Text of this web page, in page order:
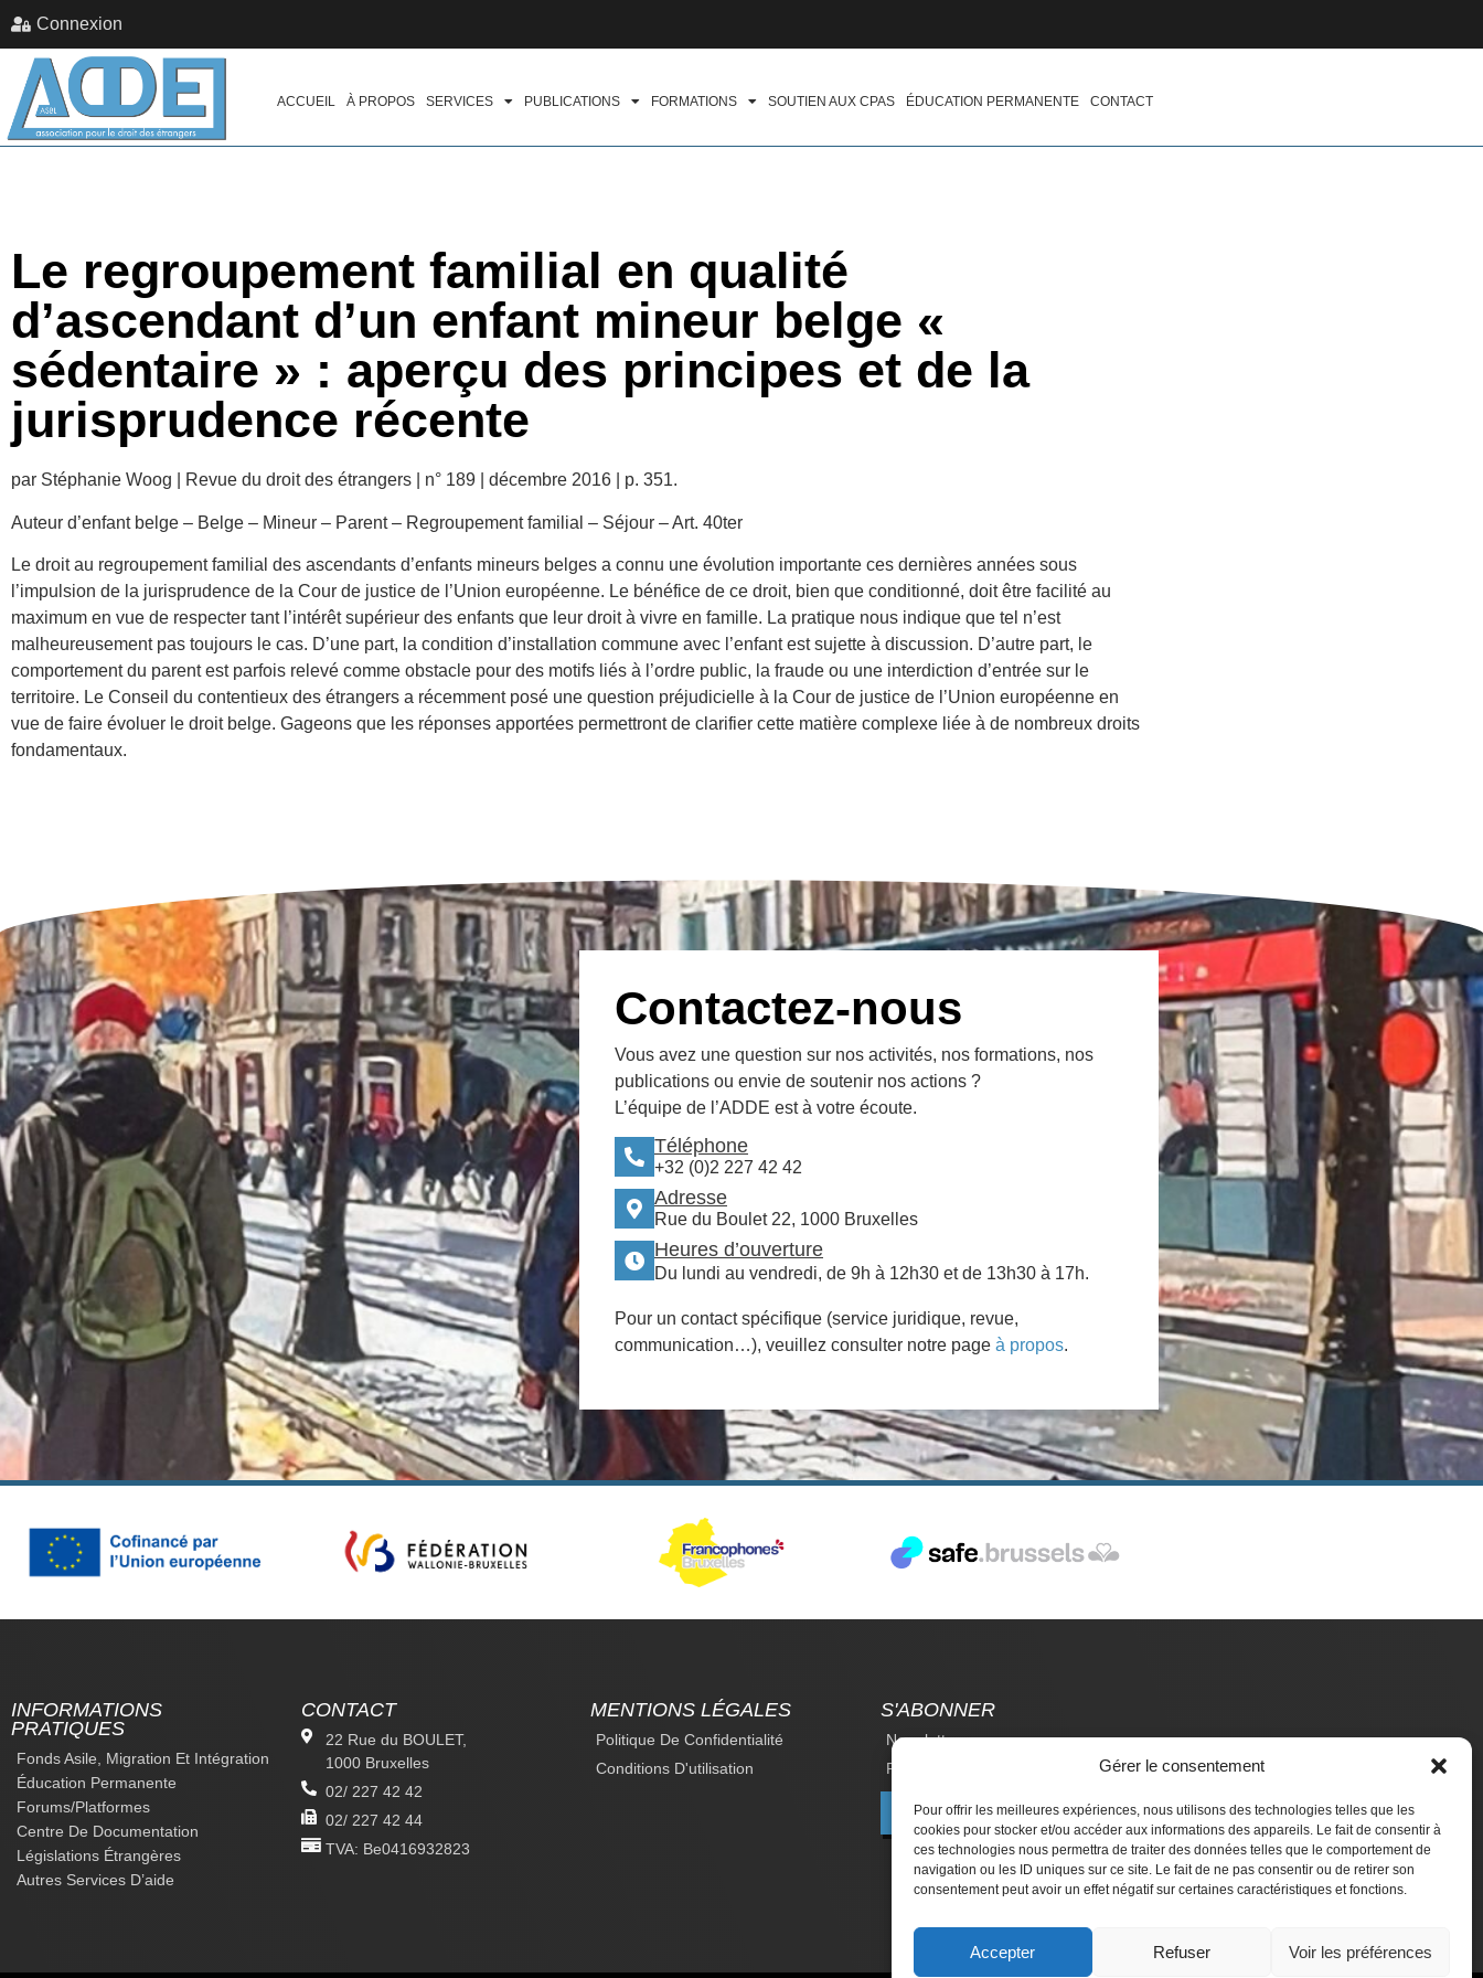
Gérer le consentement
Pour offrir les meilleures expériences, nous utilisons des technologies telles que les
cookies pour stocker et/ou accéder aux informations des appareils. Le fait de consentir à
ces technologies nous permettra de traiter des données telles que le comportement de
navigation ou les ID uniques sur ce site. Le fait de ne pas consentir ou de retirer son
consentement peut avoir un effet négatif sur certaines caractéristiques et fonctions.
Accepter Refuser Voir les préférences
Connexion
ACCUEIL À PROPOS SERVICES PUBLICATIONS FORMATIONS SOUTIEN AUX CPAS ÉDUCATION PERMANENTE CONTACT
Le regroupement familial en qualité
d’ascendant d’un enfant mineur belge «
sédentaire » : aperçu des principes et de la
jurisprudence récente
par Stéphanie Woog | Revue du droit des étrangers | n° 189 | décembre 2016 | p. 351.
Auteur d’enfant belge – Belge – Mineur – Parent – Regroupement familial – Séjour – Art. 40ter
Le droit au regroupement familial des ascendants d’enfants mineurs belges a connu une évolution importante ces dernières années sous
l’impulsion de la jurisprudence de la Cour de justice de l’Union européenne. Le bénéfice de ce droit, bien que conditionné, doit être facilité au
maximum en vue de respecter tant l’intérêt supérieur des enfants que leur droit à vivre en famille. La pratique nous indique que tel n’est
malheureusement pas toujours le cas. D’une part, la condition d’installation commune avec l’enfant est sujette à discussion. D’autre part, le
comportement du parent est parfois relevé comme obstacle pour des motifs liés à l’ordre public, la fraude ou une interdiction d’entrée sur le
territoire. Le Conseil du contentieux des étrangers a récemment posé une question préjudicielle à la Cour de justice de l’Union européenne en
vue de faire évoluer le droit belge. Gageons que les réponses apportées permettront de clarifier cette matière complexe liée à de nombreux droits
fondamentaux.
Contactez-nous
Vous avez une question sur nos activités, nos formations, nos
publications ou envie de soutenir nos actions ?
L’équipe de l’ADDE est à votre écoute.
Téléphone
+32 (0)2 227 42 42
Adresse
Rue du Boulet 22, 1000 Bruxelles
Heures d’ouverture
Du lundi au vendredi, de 9h à 12h30 et de 13h30 à 17h.
Pour un contact spécifique (service juridique, revue,
communication…), veuillez consulter notre page à propos.
INFORMATIONS
PRATIQUES
Fonds Asile, Migration Et Intégration
Éducation Permanente
Forums/platformes
Centre De Documentation
Législations Étrangères
Autres Services D’aide
CONTACT
22 Rue du BOULET,
1000 Bruxelles
02/ 227 42 42
02/ 227 42 44
TVA: Be0416932823
MENTIONS LÉGALES
Politique De Confidentialité
Conditions D'utilisation
S'ABONNER
Newsletter
Revue Du Droit Des Étrangers
Faire un don